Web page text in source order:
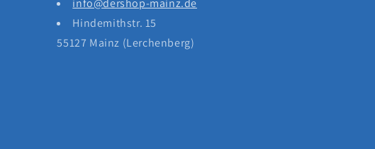
info@dershop-mainz.de
Hindemithstr. 15
55127 Mainz (Lerchenberg)